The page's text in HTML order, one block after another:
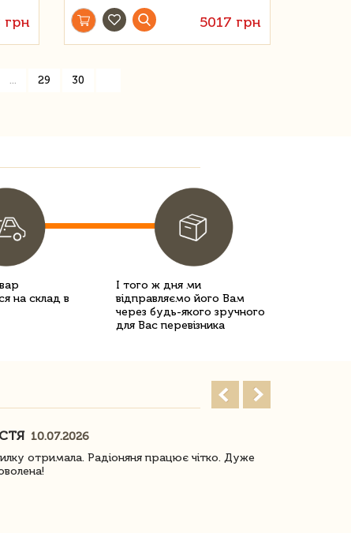
грн 5017 грн
... 29 30
на склад в
І того ж дня ми
відправляємо його Вам
через будь-якого зручного
для Вас перевізника
10.07.2026
отримала. Радіоняня працює чітко. Дуже